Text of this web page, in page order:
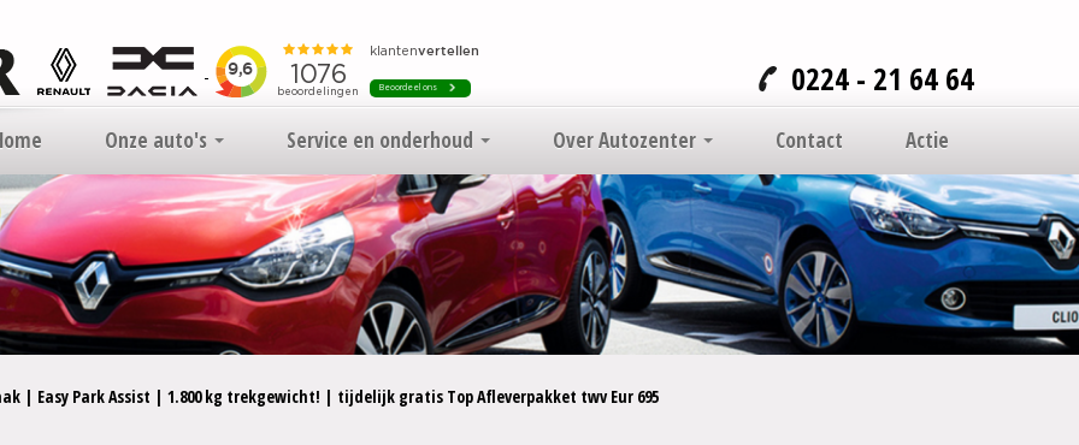
0224 - 21 64 64
Onze auto's Service en onderhoud Over Autozenter Contact Actie
| Easy Park Assist | 1.800 kg trekgewicht! | tijdelijk gratis Top Afleverpakket twv Eur 695